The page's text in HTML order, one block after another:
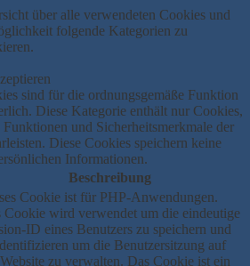
über alle verwendeten Cookies und
folgende Kategorien zu
sind für die ordnungsgemäße Funktion
Diese Kategorie enthält nur Cookies,
und Sicherheitsmerkmale der
Diese Cookies speichern keine
Informationen.
Beschreibung
Cookie ist für PHP-Anwendungen.
Cookie wird verwendet um die eindeutige
ID eines Benutzers zu speichern und
um die Benutzersitzung auf
zu verwalten. Das Cookie ist ein